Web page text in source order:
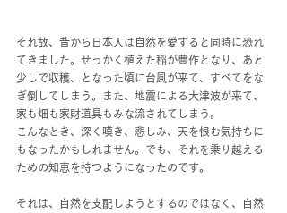
それ故、昔から日本人は自然を愛すると同時に恐れ
てきました。せっかく植えた稲が豊作となり、あと
少しで収穫、となった頃に台風が来て、すべてをな
ぎ倒してしまう。また、地震による大津波が来て、
家も畑も家財道具もみな流されてしまう。
こんなとき、深く嘆き、悲しみ、天を恨む気持ちに
もなったかもしれません。でも、それを乗り越える
ための知恵を持つようになったのです。
それは、自然を支配しようとするのではなく、自然